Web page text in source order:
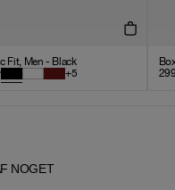
Fit, Men - Black
+5
NOGET